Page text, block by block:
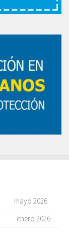
mayo 2026
enero 2026